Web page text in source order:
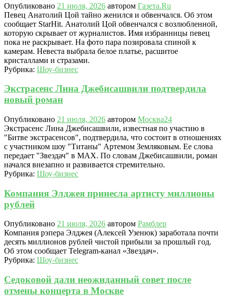
Опубликовано 21 июля, 2026 автором Газета.Ru
Певец Анатолий Цой тайно женился и обвенчался. Об этом
сообщает StarHit. Анатолий Цой обвенчался с возлюбленной,
которую скрывает от журналистов. Имя избранницы певец
пока не раскрывает. На фото пара позировала спиной к
камерам. Невеста выбрала белое платье, расшитое
кристаллами и стразами.
Рубрика: Шоу-бизнес
Экстрасенс Лина Джебисашвили подтвердила
новый роман
Опубликовано 21 июля, 2026 автором Москва24
Экстрасенс Лина Джебисашвили, известная по участию в
"Битве экстрасенсов", подтвердила, что состоит в отношениях
с участником шоу "Титаны" Артемом Земляковым. Ее слова
передает "Звездач" в MAX. По словам Джебисашвили, роман
начался внезапно и развивается стремительно.
Рубрика: Шоу-бизнес
Компания Элджея принесла артисту миллионы
рублей
Опубликовано 21 июля, 2026 автором Рамблер
Компания рэпера Элджея (Алексей Узенюк) заработала почти
десять миллионов рублей чистой прибыли за прошлый год.
Об этом сообщает Telegram-канал «Звездач».
Рубрика: Шоу-бизнес
Седоковой дали неожиданный совет после
отмены концерта в Москве